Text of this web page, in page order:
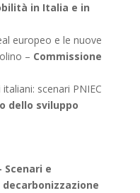
in Italia e in
europeo e le nuove
– Commissione
scenari PNIEC
dello sviluppo
Scenari e